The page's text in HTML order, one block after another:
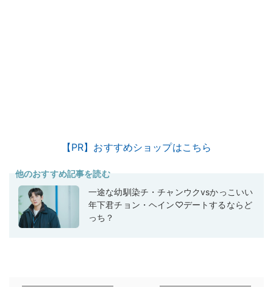
【PR】おすすめショップはこちら
他のおすすめ記事を読む
一途な幼馴染チ・チャンウクvsかっこいい
年下君チョン・ヘイン♡デートするならど
っち？